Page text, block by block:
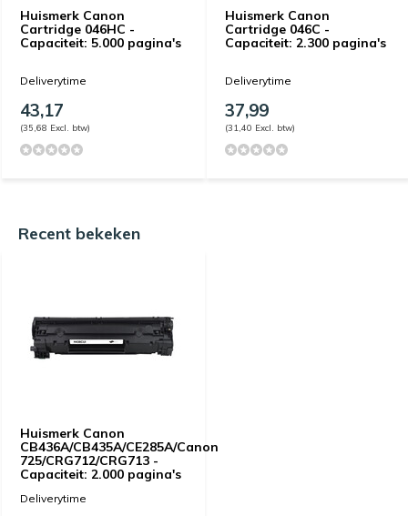
Huismerk Canon
Cartridge 046HC -
Capaciteit: 5.000 pagina's
Deliverytime
43,17
(35,68 Excl. btw)
Huismerk Canon
Cartridge 046C -
Capaciteit: 2.300 pagina's
Deliverytime
37,99
(31,40 Excl. btw)
Recent bekeken
Huismerk Canon
CB436A/CB435A/CE285A/Canon
725/CRG712/CRG713 -
Capaciteit: 2.000 pagina's
Deliverytime